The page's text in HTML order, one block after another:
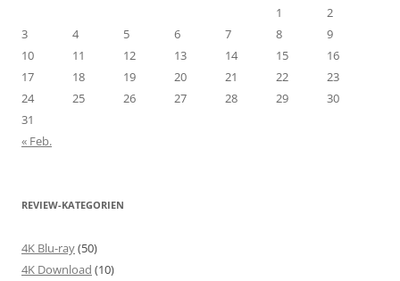
1
2
3
4 5 6 7 8
9
10
11 12 13 14 15
16
17
18 19 20 21 22
23
24
25 26 27 28 29
30
31
« Feb.
REVIEW-KATEGORIEN
4K Blu-ray(50)
4K Download (10)